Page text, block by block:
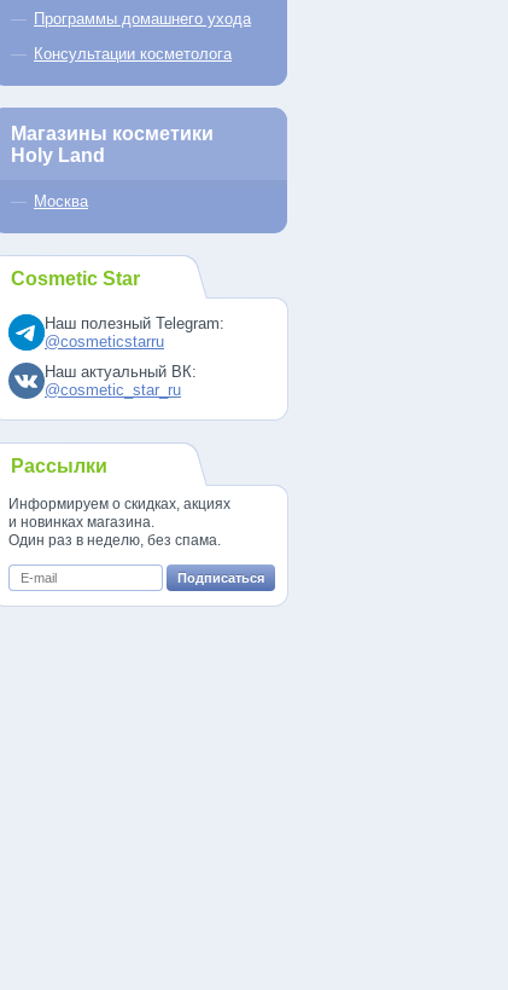
Программы домашнего ухода
Консультации косметолога
Магазины косметики
Holy Land
Москва
Cosmetic Star
Наш полезный Telegram:
@cosmeticstarru
Наш актуальный ВК:
@cosmetic_star_ru
Рассылки
Информируем о скидках, акциях
и новинках магазина.
Один раз в неделю, без спама.